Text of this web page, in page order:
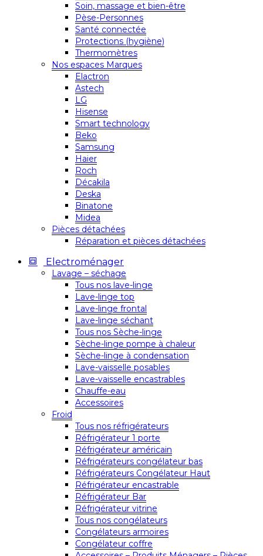
Soin, massage et bien-être
Pèse-Personnes
Santé connectée
Protections (hygiène)
Thermomètres
Nos espaces Marques
Elactron
Astech
LG
Hisense
Smart technology
Beko
Samsung
Haier
Roch
Décakila
Deska
Binatone
Midea
Pièces détachées
Réparation et pièces détachées
Electroménager
Lavage – séchage
Tous nos lave-linge
Lave-linge top
Lave-linge frontal
Lave-linge séchant
Tous nos Sèche-linge
Sèche-linge pompe à chaleur
Sèche-linge à condensation
Lave-vaisselle posables
Lave-vaisselle encastrables
Chauffe-eau
Accessoires
Froid
Tous nos réfrigérateurs
Réfrigérateur 1 porte
Réfrigérateur américain
Réfrigérateurs congélateur bas
Réfrigérateurs Congélateur Haut
Réfrigérateur encastrable
Réfrigérateur Bar
Réfrigérateur vitrine
Tous nos congélateurs
Congélateurs armoires
Congélateur coffre